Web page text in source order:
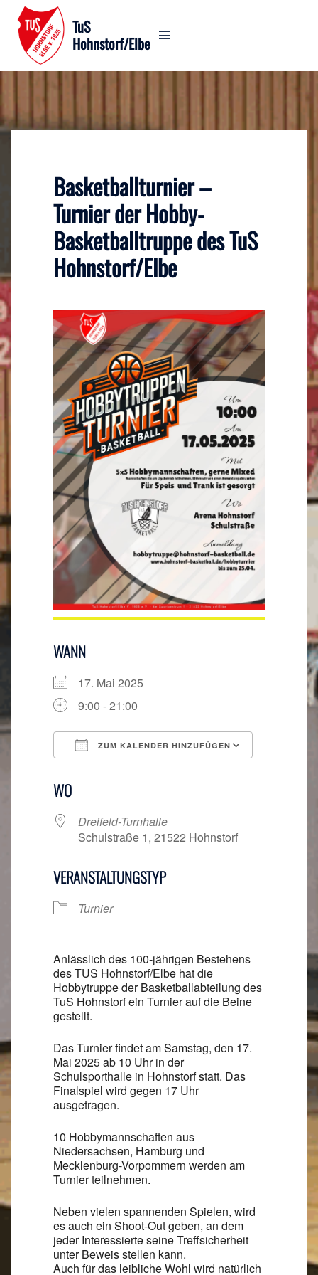
Zum
Inhalt
springen
TuS
Hohnstorf/Elbe
Basketballturnier –
Turnier der Hobby-
Basketballtruppe des TuS
Hohnstorf/Elbe
WANN
17. Mai 2025
9:00 - 21:00
ZUM KALENDER HINZUFÜGEN
WO
Dreifeld-Turnhalle
Schulstraße 1, 21522 Hohnstorf
VERANSTALTUNGSTYP
Turnier
Anlässlich des 100-jährigen Bestehens
des TUS Hohnstorf/Elbe hat die
Hobbytruppe der Basketballabteilung des
TuS Hohnstorf ein Turnier auf die Beine
gestellt.
Das Turnier findet am Samstag, den 17.
Mai 2025 ab 10 Uhr in der
Schulsporthalle in Hohnstorf statt. Das
Finalspiel wird gegen 17 Uhr
ausgetragen.
10 Hobbymannschaften aus
Niedersachsen, Hamburg und
Mecklenburg-Vorpommern werden am
Turnier teilnehmen.
Neben vielen spannenden Spielen, wird
es auch ein Shoot-Out geben, an dem
jeder Interessierte seine Treffsicherheit
unter Beweis stellen kann.
Auch für das leibliche Wohl wird natürlich